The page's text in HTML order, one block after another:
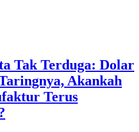
Tak Terduga: Dolar
Akankah
Terus